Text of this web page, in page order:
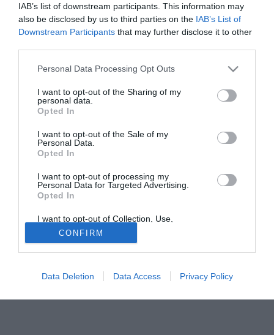
IAB’s list of downstream participants. This information may
also be disclosed by us to third parties on the IAB’s List of
Downstream Participants that may further disclose it to other
Personal Data Processing Opt Outs
I want to opt-out of the Sharing of my
personal data.
Opted In
I want to opt-out of the Sale of my
Personal Data.
Opted In
I want to opt-out of processing my
Personal Data for Targeted Advertising.
Opted In
I want to opt-out of Collection, Use,
Retention, Sale, and/or Sharing of my
Personal Data that Is Unrelated with the
Purposes for which it was collected.
Opted Out
CONFIRM
Data Deletion Data Access Privacy Policy
Continua il giallo Thiago Neves sul mercato brasiliano: il
trequartista, miglior giocatore dell'ultimo Brasilerao, non
conosce al momento la sua prossima squadra, visto che
l'intrigo che lo vede al centro tra Fluminense e Paranà
ancora non è sciolto del tutto. Al momento il tribunale della
viene ritenuto proprietario del cartellino del ragazzo: il
Palmeiras, interessato all'acquisto, continua a monitorare
Tutte le partite di Serie A della tua squadra. Attiva l’Offerta di